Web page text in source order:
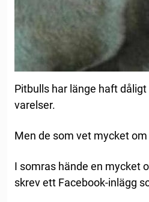
Pitbulls har länge haft
varelser.
Men de som vet mycket
I somras hände en mycket
skrev ett Facebook-inlägg